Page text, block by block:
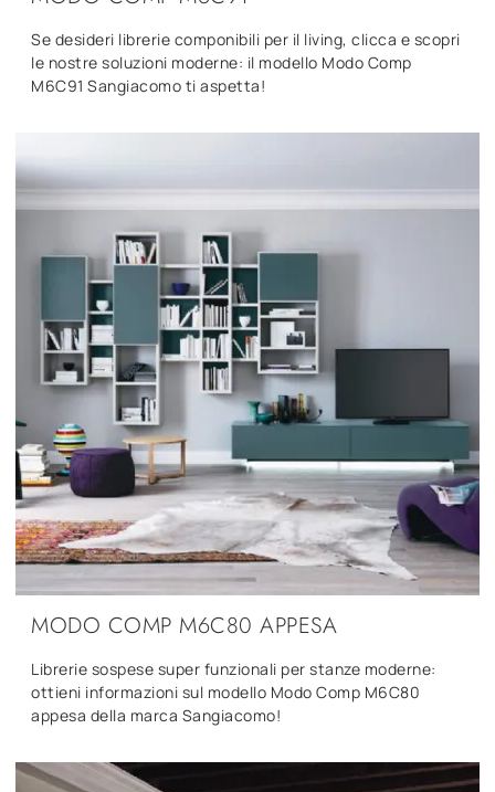
Se desideri librerie componibili per il living, clicca e scopri
le nostre soluzioni moderne: il modello Modo Comp
M6C91 Sangiacomo ti aspetta!
MODO COMP M6C80 APPESA
Librerie sospese super funzionali per stanze moderne:
ottieni informazioni sul modello Modo Comp M6C80
appesa della marca Sangiacomo!